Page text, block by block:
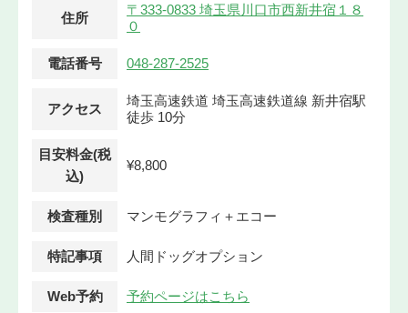
住所
〒333-0833 埼玉県川口市西新井宿１８
０
電話番号 048-287-2525
アクセス
埼玉高速鉄道 埼玉高速鉄道線 新井宿駅
徒歩 10分
目安料金(税
込)
¥8,800
検査種別 マンモグラフィ＋エコー
特記事項 人間ドッグオプション
Web予約 予約ページはこちら